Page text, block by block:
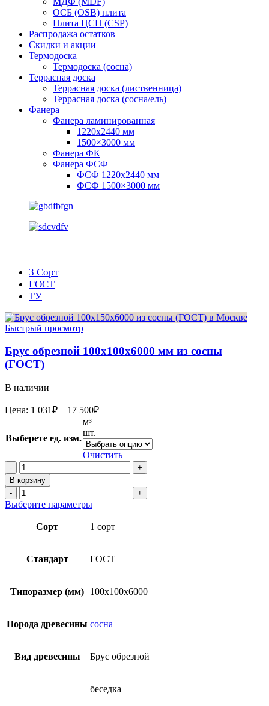
ОСБ (OSB) плита
Плита ЦСП (CSP)
Распродажа остатков
Скидки и акции
Термодоска
Термодоска (сосна)
Террасная доска
Террасная доска (лиственница)
Террасная доска (сосна/ель)
Фанера
Фанера ламинированная
1220х2440 мм
1500×3000 мм
Фанера ФК
Фанера ФСФ
ФСФ 1220х2440 мм
ФСФ 1500×3000 мм
3 Сорт
ГОСТ
ТУ
Быстрый просмотр
Брус обрезной 100х100х6000 мм из сосны
(ГОСТ)
В наличии
Цена: 1 031₽ – 17 500₽Диапазон
031₽
–
17
500₽
Выберете ед. изм.
м³
шт.
Очистить
Количество
товара
Брус
обрезной
100х100х6000
В корзину
Количество
товара
Брус
обрезной
100х100х6000
из
Выберите параметрыЭтот
имеет
Опции
на
Сорт 1 сорт
Стандарт ГОСТ
Типоразмер (мм) 100х100х6000
Порода древесины сосна
Вид древесины Брус обрезной
беседка